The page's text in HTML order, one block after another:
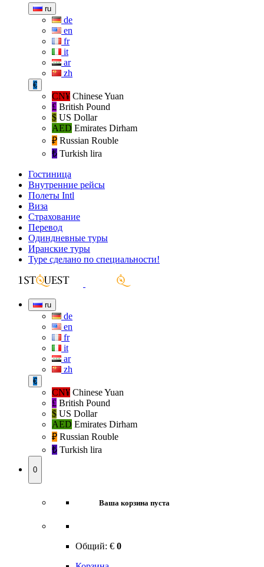
ru
de
en
fr
it
ar
zh
€
CN¥ Chinese Yuan
£ British Pound
$ US Dollar
AED Emirates Dirham
₽‎ Russian Rouble
₺‎ Turkish lira
Гостиница
Внутренние рейсы
Полеты Intl
Виза
Страхование
Перевод
Одиндневные туры
Иранские туры
Туре сделано по специальности!
ru
de
en
fr
it
ar
zh
€
CN¥ Chinese Yuan
£ British Pound
$ US Dollar
AED Emirates Dirham
₽‎ Russian Rouble
₺‎ Turkish lira
0
Ваша корзина пуста
Общий: € 0